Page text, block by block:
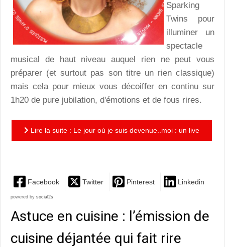
Sparking
Twins pour
illuminer un
spectacle
musical de haut niveau auquel rien ne peut vous
préparer (et surtout pas son titre un rien classique)
mais cela pour mieux vous décoiffer en continu sur
1h20 de pure jubilation, d'émotions et de fous rires.
Lire la suite : Le jour où je suis devenue..moi : un live
Facebook Twitter Pinterest Linkedin
powered by social2s
Astuce en cuisine : l’émission de
cuisine déjantée qui fait rire